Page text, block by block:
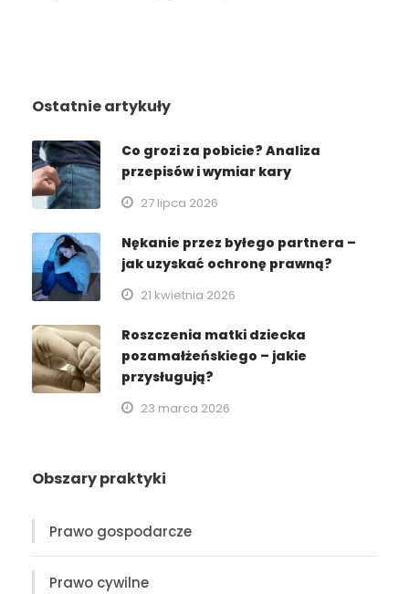
Ostatnie artykuły
Co grozi za pobicie? Analiza
przepisów i wymiar kary
27 lipca 2026
Nękanie przez byłego partnera –
jak uzyskać ochronę prawną?
21 kwietnia 2026
Roszczenia matki dziecka
pozamałżeńskiego – jakie
przysługują?
23 marca 2026
Obszary praktyki
Prawo gospodarcze
Prawo cywilne